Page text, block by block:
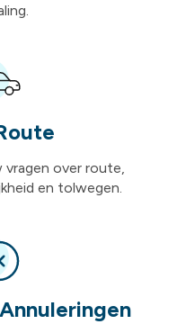
over route,
en tolwegen.